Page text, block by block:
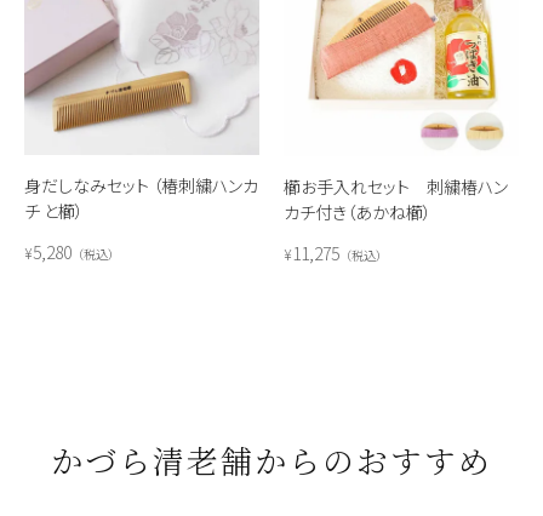
身だしなみセット （椿刺繍ハンカ
チ と櫛）
¥5,280 税込
櫛お手入れセット 刺繍椿ハン
カチ付き（あかね櫛）
¥11,275 税込
かづら清老舗からのおすすめ